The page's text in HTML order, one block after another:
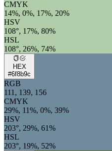
CMYK
14%, 0%, 17%, 20%
HSV
108°, 17%, 80%
HSL
108°, 26%, 74%
HEX
#6f8b9c
RGB
111, 139, 156
CMYK
29%, 11%, 0%, 39%
HSV
203°, 29%, 61%
HSL
203°, 19%, 52%